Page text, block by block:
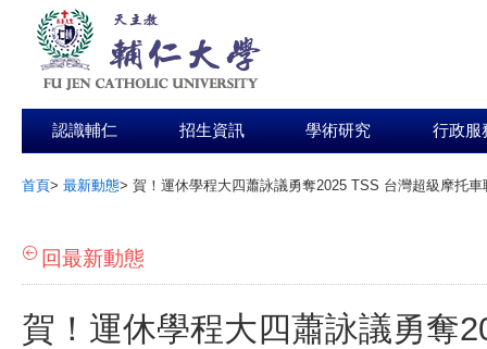
認識輔仁 招生資訊 學術研究 行政服
首頁> 最新動態> 賀！運休學程大四蕭詠議勇奪2025 TSS 台灣超級摩托
回最新動態
賀！運休學程大四蕭詠議勇奪